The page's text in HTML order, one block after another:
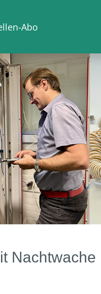
Abo
Nachtwache